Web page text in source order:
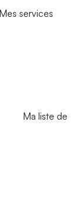
Mes services
Ma liste de